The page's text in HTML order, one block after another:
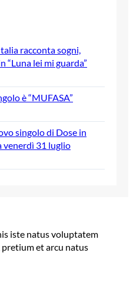
racconta sogni,
“Luna lei mi guarda”
è “MUFASA”
singolo di Dose in
venerdì 31 luglio
iste natus voluptatem
et arcu natus